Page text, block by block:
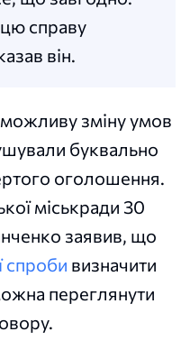
справу
він.
зміну умов
буквально
оголошення.
міськради 30
заявив, що
спроби визначити
переглянути